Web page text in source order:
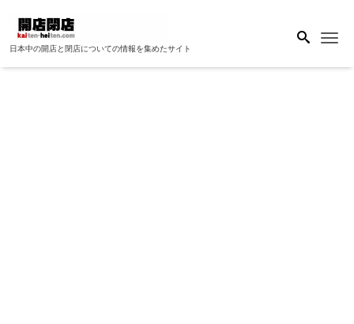
日本中の開店と閉店についての情報を集めたサイト